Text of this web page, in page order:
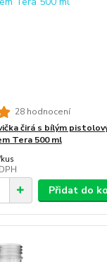
28 hodnocení
čirá s bílým
Tera 500 ml
kus
Přidat do